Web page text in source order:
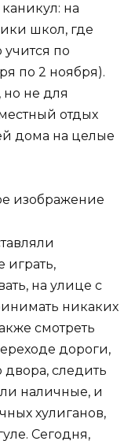
на
школ, где
учится по
по 2 ноября).
не для
отдых
дома на целые
изображение
играть,
на улице с
никаких
смотреть
дороги,
двора, следить
наличные, и
хулиганов,
Сегодня,